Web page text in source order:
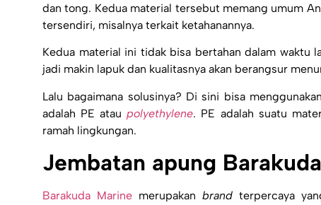
dan tong. Kedua material tersebut memang umum
tersendiri, misalnya terkait ketahanannya.
Kedua material ini tidak bisa bertahan dalam waktu
jadi makin lapuk dan kualitasnya akan berangsur
Lalu bagaimana solusinya? Di sini bisa
adalah PE ataupolyethylene. PE adalah suatu
ramah lingkungan.
Jembatan apung
Barakuda Marine merupakanbrand terpercaya